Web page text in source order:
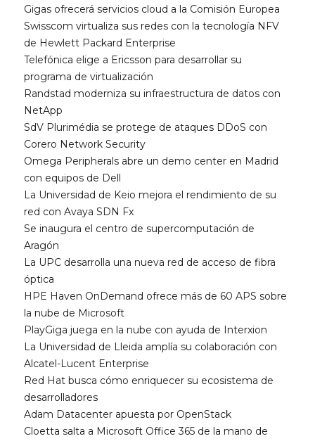
Gigas ofrecerá servicios cloud a la Comisión Europea
Swisscom virtualiza sus redes con la tecnología NFV
de Hewlett Packard Enterprise
Telefónica elige a Ericsson para desarrollar su
programa de virtualización
Randstad moderniza su infraestructura de datos con
NetApp
SdV Plurimédia se protege de ataques DDoS con
Corero Network Security
Omega Peripherals abre un demo center en Madrid
con equipos de Dell
La Universidad de Keio mejora el rendimiento de su
red con Avaya SDN Fx
Se inaugura el centro de supercomputación de
Aragón
La UPC desarrolla una nueva red de acceso de fibra
óptica
HPE Haven OnDemand ofrece más de 60 APS sobre
la nube de Microsoft
PlayGiga juega en la nube con ayuda de Interxion
La Universidad de Lleida amplía su colaboración con
Alcatel-Lucent Enterprise
Red Hat busca cómo enriquecer su ecosistema de
desarrolladores
Adam Datacenter apuesta por OpenStack
Cloetta salta a Microsoft Office 365 de la mano de